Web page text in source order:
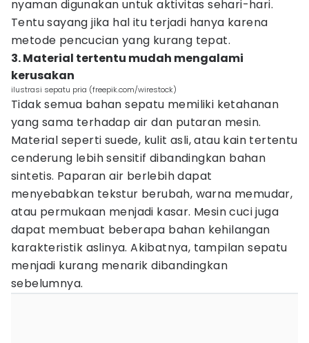
nyaman digunakan untuk aktivitas sehari-hari.
Tentu sayang jika hal itu terjadi hanya karena
metode pencucian yang kurang tepat.
3. Material tertentu mudah mengalami
kerusakan
ilustrasi sepatu pria (freepik.com/wirestock)
Tidak semua bahan sepatu memiliki ketahanan
yang sama terhadap air dan putaran mesin.
Material seperti suede, kulit asli, atau kain tertentu
cenderung lebih sensitif dibandingkan bahan
sintetis. Paparan air berlebih dapat
menyebabkan tekstur berubah, warna memudar,
atau permukaan menjadi kasar. Mesin cuci juga
dapat membuat beberapa bahan kehilangan
karakteristik aslinya. Akibatnya, tampilan sepatu
menjadi kurang menarik dibandingkan
sebelumnya.